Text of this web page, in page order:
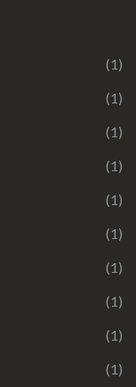
(1)
(1)
(1)
(1)
(1)
(1)
(1)
(1)
(1)
(1)